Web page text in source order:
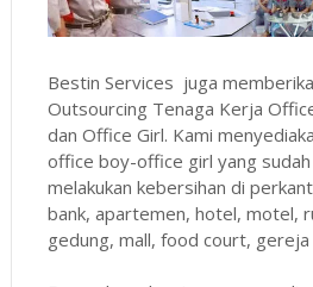
Bestin Services juga
Outsourcing Tenaga Kerja
dan Office Girl. Kami
office boy-office girl yang
melakukan kebersihan di
bank, apartemen, hotel, motel,
gedung, mall, food court, gereja